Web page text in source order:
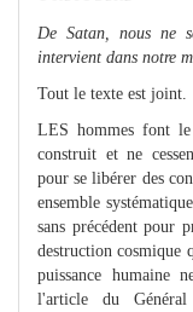
De Satan, nous ne
intervient dans notre
Tout le texte est joint.
LES hommes font
construit et ne
pour se libérer des
ensemble
sans précédent pour
destruction cosmique
puissance humaine
l'article du